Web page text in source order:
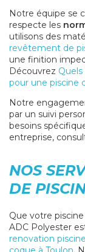
Notre équipe se
respecte les
utilisons des
revêtement de
une finition
Découvrez
pour une piscine
Notre
par un suivi
besoins
entreprise,
NOS
DE
Que votre
ADC Polyester
renovation